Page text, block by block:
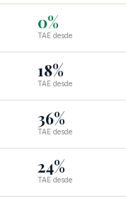
0%
TAE desde
18%
TAE desde
36%
TAE desde
24%
TAE desde